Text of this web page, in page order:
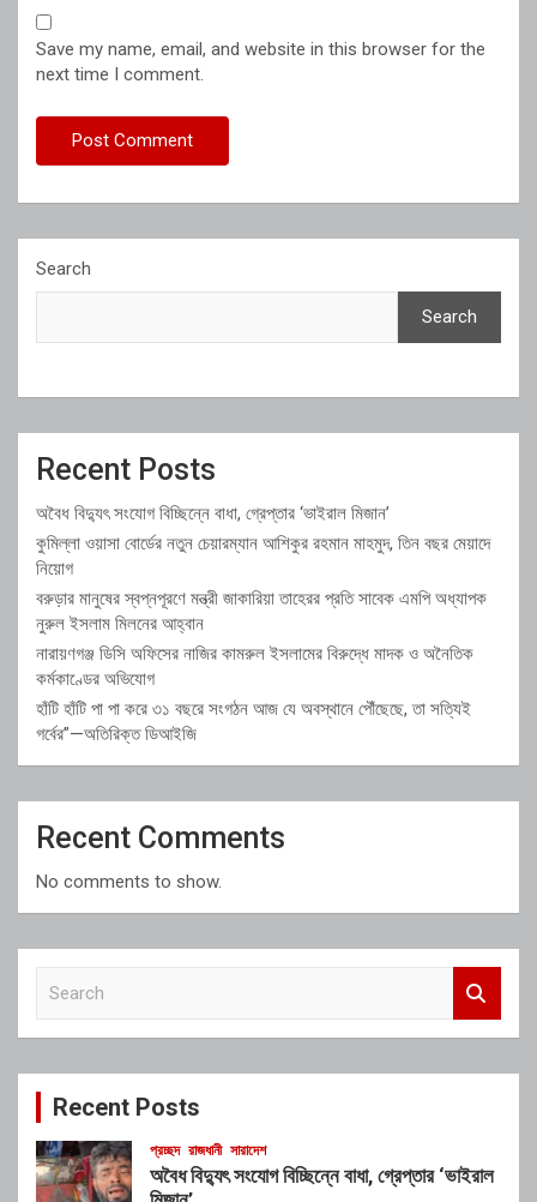
Save my name, email, and website in this browser for the
next time I comment.
Search
Search
Recent Posts
অবৈধ বিদ্যুৎ সংযোগ বিচ্ছিন্নে বাধা, গ্রেপ্তার ‘ভাইরাল মিজান’
কুমিল্লা ওয়াসা বোর্ডের নতুন চেয়ারম্যান আশিকুর রহমান মাহমুদ, তিন বছর মেয়াদে
নিয়োগ
বরুড়ার মানুষের স্বপ্নপূরণে মন্ত্রী জাকারিয়া তাহেরর প্রতি সাবেক এমপি অধ্যাপক
নুরুল ইসলাম মিলনের আহ্বান
নারায়ণগঞ্জ ডিসি অফিসের নাজির কামরুল ইসলামের বিরুদ্ধে মাদক ও অনৈতিক
কর্মকাণ্ডের অভিযোগ
হাঁটি হাঁটি পা পা করে ৩১ বছরে সংগঠন আজ যে অবস্থানে পৌঁছেছে, তা সত্যিই
গর্বের”—অতিরিক্ত ডিআইজি
Recent Comments
No comments to show.
c
Recent Posts
প্রচ্ছদ রাজধানী সারাদেশ
অবৈধ বিদ্যুৎ সংযোগ বিচ্ছিন্নে বাধা, গ্রেপ্তার ‘ভাইরাল